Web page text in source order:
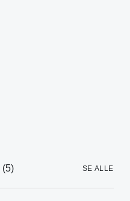
(5) SE ALLE